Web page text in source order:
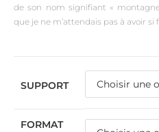
de son nom signifiant «
que je ne m’attendais pas à avoir si
SUPPORT
FORMAT